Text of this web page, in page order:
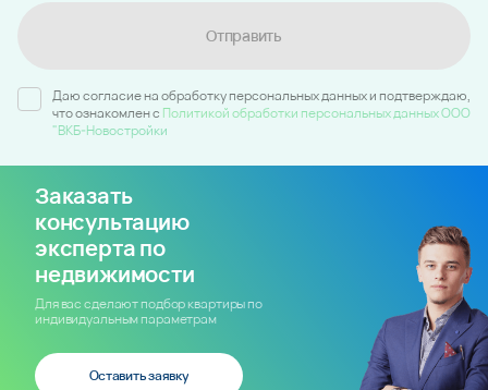
Отправить
Даю согласие на обработку персональных данных и подтверждаю,
что ознакомлен c Политикой обработки персональных данных ООО
"ВКБ-Новостройки
Заказать
консультацию
эксперта по
недвижимости
Для вас сделают подбор квартиры по
индивидуальным параметрам
Оставить заявку